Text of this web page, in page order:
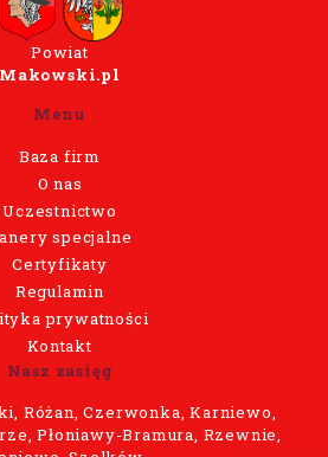
Powiat
Makowski.pl
Menu
Baza firm
O nas
Uczestnictwo
specjalne
Certyfikaty
Regulamin
prywatności
Kontakt
Nasz zasięg
Różan, Czerwonka, Karniewo,
Płoniawy-Bramura, Rzewnie,